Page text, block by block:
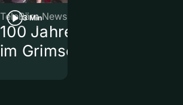
3 Min
TeleBärn News
100 Jahre Gelmerbahn
im Grimselgebiet